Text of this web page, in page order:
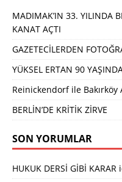
MADIMAK’IN 33. YILINDA
KANAT AÇTI
GAZETECİLERDEN
YÜKSEL ERTAN 90
Reinickendorf ile
BERLİN’DE KRİTİK ZİRVE
SON YORUMLAR
HUKUK DERSİ GİBİ KARAR